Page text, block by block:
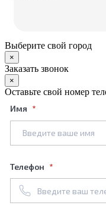
Выберите свой город
×
Заказать звонок
×
Оставьте свой номер
Имя
Телефон